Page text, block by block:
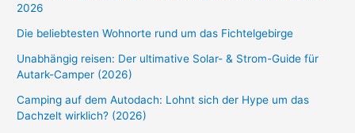
2026
Die beliebtesten Wohnorte rund um das Fichtelgebirge
Unabhängig reisen: Der ultimative Solar- & Strom-Guide für
Autark-Camper (2026)
Camping auf dem Autodach: Lohnt sich der Hype um das
Dachzelt wirklich? (2026)